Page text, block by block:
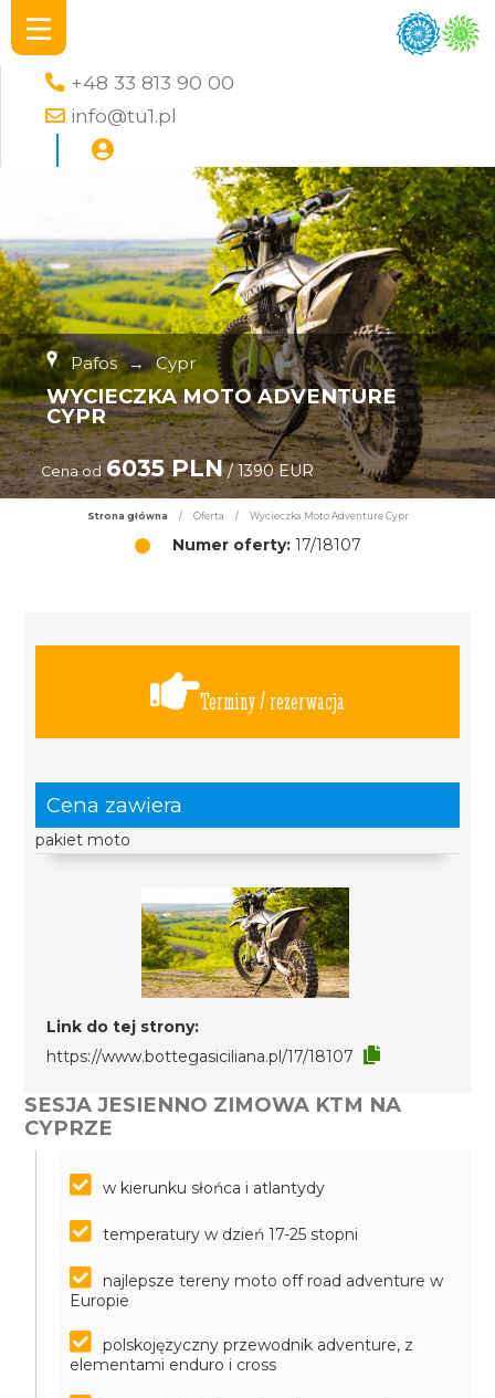
+48 33 813 90 00
info@tu1.pl
Pafos → Cypr
WYCIECZKA MOTO ADVENTURE
CYPR
Cena od 6035 PLN/ 1390 EUR
Strona główna / Oferta / Wycieczka Moto Adventure Cypr
Numer oferty:17/18107
Terminy / rezerwacja
Cena zawiera
pakiet moto
Link do tej strony:
https://www.bottegasiciliana.pl/17/18107
SESJA JESIENNO ZIMOWA KTM NA
CYPRZE
w kierunku słońca i atlantydy
temperatury w dzień 17-25 stopni
najlepsze tereny moto off road adventure w
Europie
polskojęzyczny przewodnik adventure, z
elementami enduro i cross